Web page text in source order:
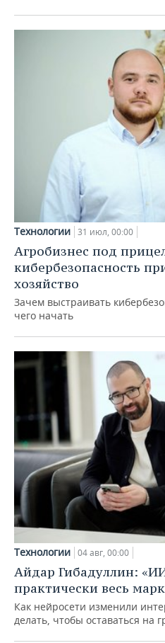
Технологии 31 июл, 00:00
Агробизнес под
кибербезопасность
хозяйство
Зачем выстраивать
чего начать
Технологии 04 авг, 00:00
Айдар Гибадуллин:
практически весь
Как нейросети изменили
делать, чтобы оставаться на